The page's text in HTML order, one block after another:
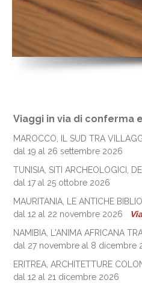
Viaggi in via di conferma
MAROCCO, IL SUD TRA
dal 19 al 26 settembre 2026
TUNISIA, SITI ARCHEOLOGICI,
dal 17 al 25 ottobre 2026
MAURITANIA, LE ANTICHE
dal 12 al 22 novembre 2026
NAMIBIA, L'ANIMA AFRICANA
dal 27 novembre al 8
ERITREA, ARCHITETTURE
dal 12 al 21 dicembre 2026